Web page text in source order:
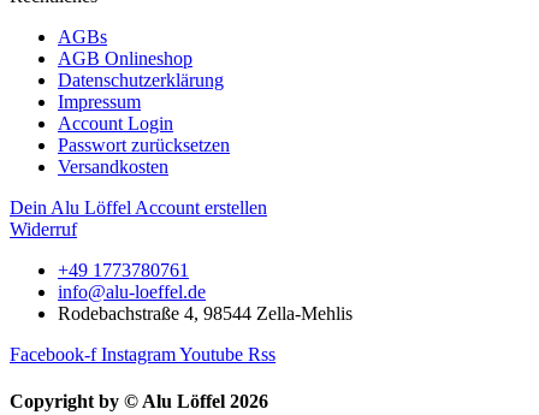
AGBs
AGB Onlineshop
Datenschutzerklärung
Impressum
Account Login
Passwort zurücksetzen
Versandkosten
Dein Alu Löffel Account erstellen
Widerruf
+49 1773780761
info@alu-loeffel.de
Rodebachstraße 4, 98544 Zella-Mehlis
Facebook-f InstagramYoutube Rss
Copyright by © Alu Löffel 2026